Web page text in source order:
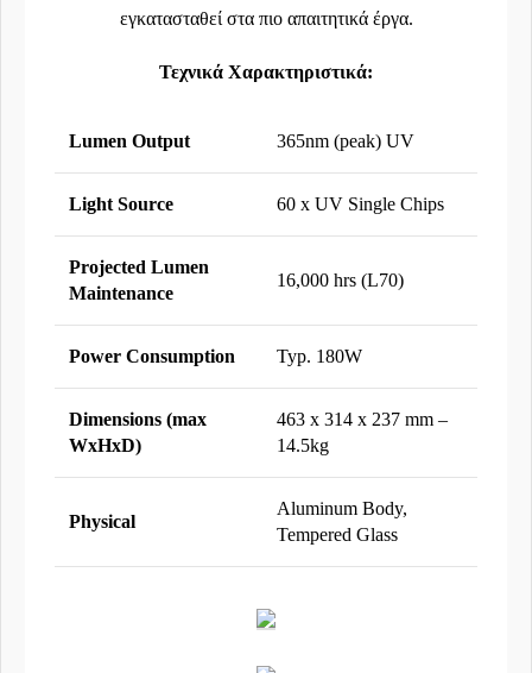
εγκατασταθεί στα πιο απαιτητικά έργα.
Τεχνικά Χαρακτηριστικά:
Lumen Output 365nm (peak) UV
Light Source 60 x UV Single Chips
Projected Lumen
Maintenance
16,000 hrs (L70)
Power Consumption Typ. 180W
Dimensions (max
WxHxD)
463 x 314 x 237 mm –
14.5kg
Physical
Aluminum Body,
Tempered Glass